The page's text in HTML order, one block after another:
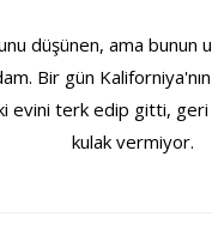
düşünen, ama bunun
Bir gün
evini terk edip gitti, geri
kulak vermiyor.